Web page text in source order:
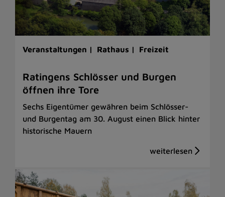
Veranstaltungen | Rathaus | Freizeit
Ratingens Schlösser und Burgen
öffnen ihre Tore
Sechs Eigentümer gewähren beim Schlösser-
und Burgentag am 30. August einen Blick hinter
historische Mauern